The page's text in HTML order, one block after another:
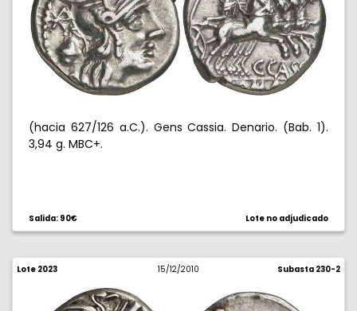
(hacia 627/126 a.C.). Gens Cassia. Denario. (Bab. 1).
3,94 g. MBC+.
Salida: 90€ Lote no adjudicado
Lote 2023 15/12/2010 Subasta 230-2